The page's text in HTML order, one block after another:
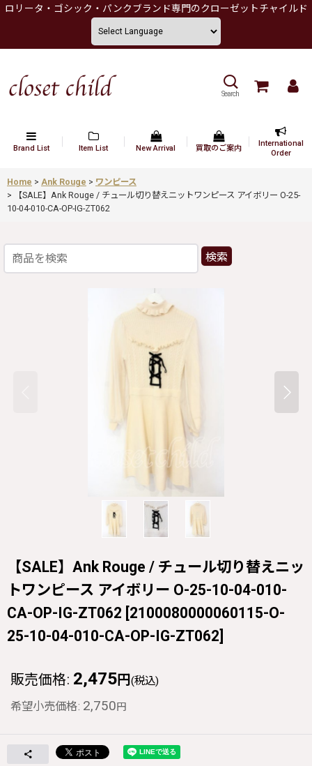
ロリータ・ゴシック・パンクブランド専門のクローゼットチャイルド
Search
Brand List Item List New Arrival 買取のご案内
International
Order
Home > Ank Rouge > ワンピース
>
【SALE】Ank Rouge / チュール切り替えニットワンピース アイボリー O-25-
10-04-010-CA-OP-IG-ZT062
検索
【SALE】Ank Rouge / チュール切り替えニッ
トワンピース アイボリー O-25-10-04-010-
CA-OP-IG-ZT062 [2100080000060115-O-
25-10-04-010-CA-OP-IG-ZT062]
販売価格: 2,475円 (税込)
希望小売価格: 2,750円